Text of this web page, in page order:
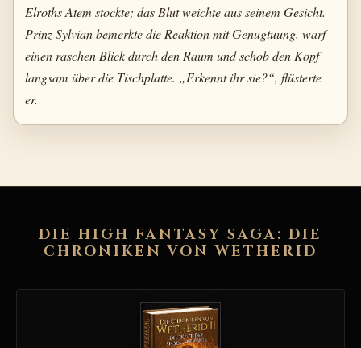
Elroths Atem stockte; das Blut weichte aus seinem Gesicht.
Prinz Sylvian bemerkte die Reaktion mit Genugtuung, warf
einen raschen Blick durch den Raum und schob den Kopf
langsam über die Tischplatte. „Erkennt ihr sie?“, flüsterte
er.
DIE HIGH FANTASY SAGA: DIE
CHRONIKEN VON WETHERID